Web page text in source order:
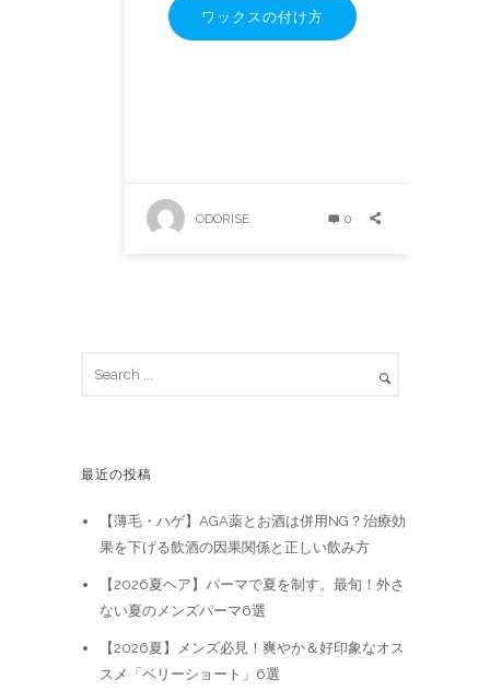
ワックスの付け方
ODORISE 0
最近の投稿
【薄毛・ハゲ】AGA薬とお酒は併用NG？治療効
果を下げる飲酒の因果関係と正しい飲み方
【2026夏ヘア】パーマで夏を制す。最旬！外さ
ない夏のメンズパーマ6選
【2026夏】メンズ必見！爽やか＆好印象なオス
スメ「ベリーショート」6選